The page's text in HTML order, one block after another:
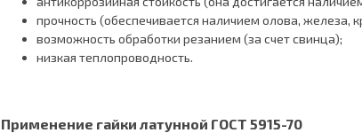
прочность (обеспечивается наличием олова, железа,
возможность обработки резанием (за счет свинца);
низкая теплопроводность.
Применение гайки латунной ГОСТ 5915-70